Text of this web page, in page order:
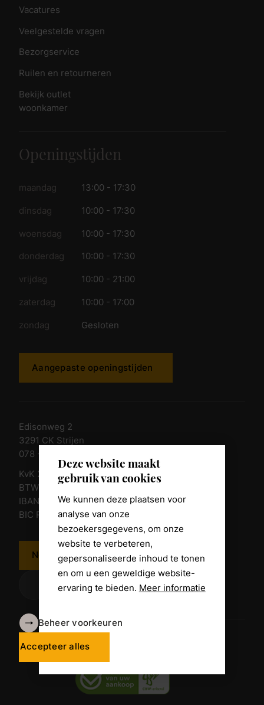
Deze website maakt
gebruik van cookies
We kunnen deze plaatsen voor
analyse van onze
bezoekersgegevens, om onze
website te verbeteren,
gepersonaliseerde inhoud te tonen
en om u een geweldige website-
ervaring te bieden. Meer informatie
Beheer voorkeuren
Accepteer alles
Vacatures
Veelgestelde vragen
Bezorgservice
Ruilen en retourneren
Bekijk outlet
woonkamer
Openingstijden
maandag 13:00 - 17:30
dinsdag 10:00 - 17:30
woensdag 10:00 - 17:30
donderdag 10:00 - 17:30
vrijdag 10:00 - 21:00
zaterdag 10:00 - 17:00
zondag Gesloten
Aangepaste openingstijden
Edisonweg 2
3291 CK Strijen
078 - 674 84 85
KvK 23011135
BTW nr. NL 805098938.B.01
IBAN NL10 RABO 0361 8039 58
BIC RABONL2U
Neem contact op
Algemene voorwaarden